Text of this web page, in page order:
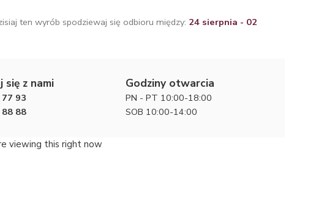
ten wyrób spodziewaj się odbioru między: 24 sierpnia - 02
się z nami
93
88
Godziny otwarcia
PN - PT 10:00-18:00
SOB 10:00-14:00
viewing this right now